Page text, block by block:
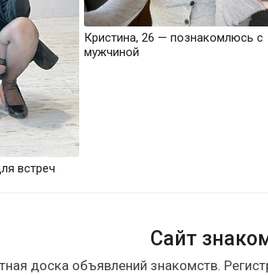
встреч
Кристина, 26 — познакомлюсь с
мужчиной
Сайт
доска объявлений знакомств.